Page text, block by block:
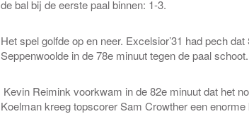
de bal bij de eerste paal binnen: 1-3.
Het spel golfde op en neer. Excelsior’31 had pech
Seppenwoolde in de 78e minuut tegen de paal schoot.
Kevin Reimink voorkwam in de 82e minuut dat het
Koelman kreeg topscorer Sam Crowther een